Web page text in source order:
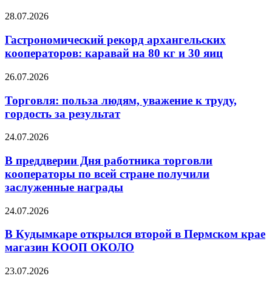
28.07.2026
Гастрономический рекорд архангельских
кооператоров: каравай на 80 кг и 30 яиц
26.07.2026
Торговля: польза людям, уважение к труду,
гордость за результат
24.07.2026
В преддверии Дня работника торговли
кооператоры по всей стране получили
заслуженные награды
24.07.2026
В Кудымкаре открылся второй в Пермском крае
магазин КООП ОКОЛО
23.07.2026